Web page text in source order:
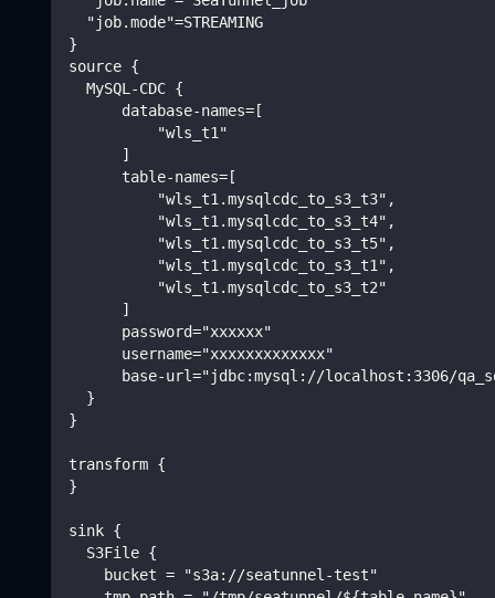
  "job.mode"=STREAMING
}
source {
  MySQL-CDC {
      database-names=[
          "wls_t1"
      ]
      table-names=[
          "wls_t1.mysqlcdc_to_s3_t3",
          "wls_t1.mysqlcdc_to_s3_t4",
          "wls_t1.mysqlcdc_to_s3_t5",
          "wls_t1.mysqlcdc_to_s3_t1",
          "wls_t1.mysqlcdc_to_s3_t2"
      ]
      password="xxxxxx"
      username="xxxxxxxxxxxxx"
base-url="jdbc:mysql://localhost:3306/
  }
}
transform {
}
sink {
  S3File {
    bucket = "s3a://seatunnel-test"